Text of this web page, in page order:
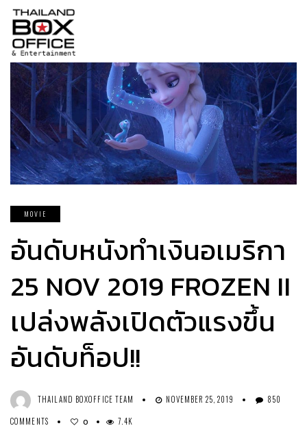
MOVIE
อันดับหนังทำเงินอเมริกา
25 NOV 2019 FROZEN II
เปล่งพลังเปิดตัวแรงขึ้น
อันดับท็อป!!
THAILAND BOXOFFICE TEAM NOVEMBER 25, 2019
850
COMMENTS
0 7.4K